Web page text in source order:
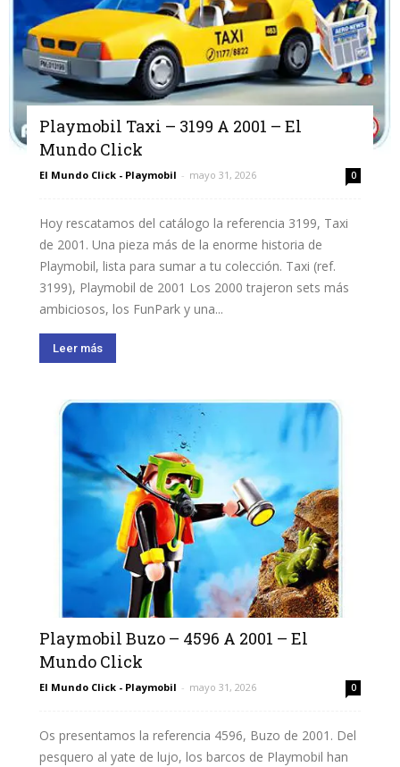
Playmobil Taxi – 3199 A 2001 – El
Mundo Click
El Mundo Click - Playmobil - mayo 31, 2026 0
Hoy rescatamos del catálogo la referencia 3199, Taxi
de 2001. Una pieza más de la enorme historia de
Playmobil, lista para sumar a tu colección. Taxi (ref.
3199), Playmobil de 2001 Los 2000 trajeron sets más
ambiciosos, los FunPark y una...
Leer más
Playmobil Buzo – 4596 A 2001 – El
Mundo Click
El Mundo Click - Playmobil - mayo 31, 2026 0
Os presentamos la referencia 4596, Buzo de 2001. Del
pesquero al yate de lujo, los barcos de Playmobil han